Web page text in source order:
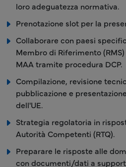
loro adeguatezza normativa.
Prenotazione slot per la
Collaborare con paesi
Membro di Riferimento
MAA tramite procedura DCP.
Compilazione, revisione
pubblicazione e
dell'UE.
Strategia regolatoria in
Autorità Competenti (RTQ).
Preparare le risposte alle
con documenti/dati a